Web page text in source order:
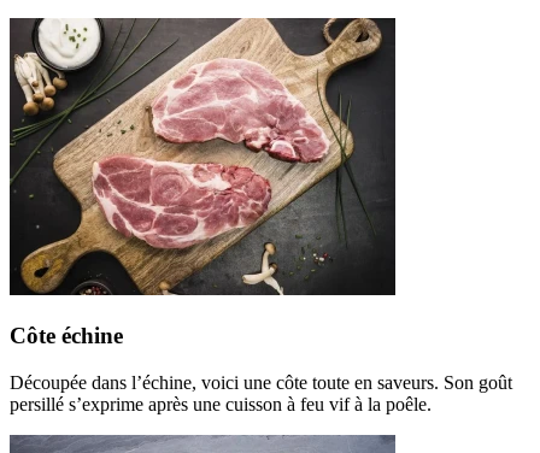
Côte échine
Découpée dans l’échine, voici une côte toute en saveurs. Son goût
persillé s’exprime après une cuisson à feu vif à la poêle.